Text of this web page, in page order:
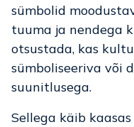
sümbolid
tuuma ja nendega
otsustada, kas
sümboliseeriva või
suunitlusega.
Sellega käib